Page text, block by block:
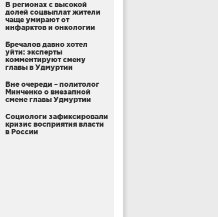
В регионах с высокой
долей соцвыплат жители
чаще умирают от
инфарктов и онкологии
Бречалов давно хотел
уйти: эксперты
комментируют смену
главы в Удмуртии
Вне очереди – политолог
Минченко о внезапной
смене главы Удмуртии
Социологи зафиксировали
кризис восприятия власти
в России